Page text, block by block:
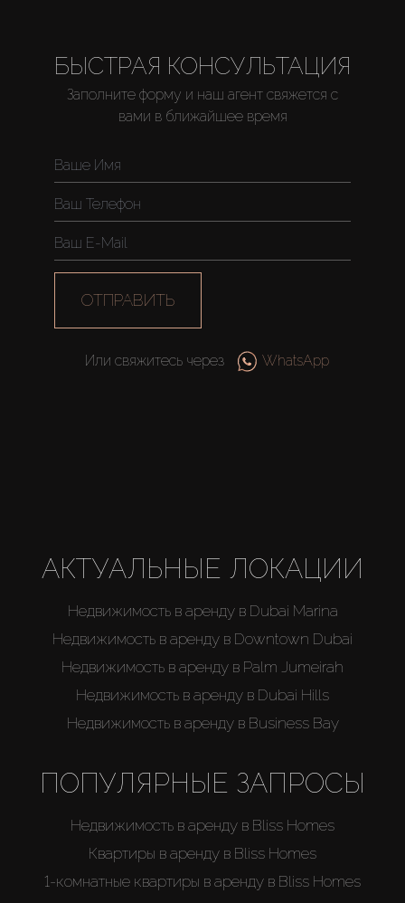
Купить
Продажа
Новостройки
AX Journal
Каталоги
БЫСТРАЯ КОНСУЛЬТАЦИЯ
Заполните форму и наш агент свяжется с
вами в ближайшее время
ОТПРАВИТЬ
Или свяжитесь через WhatsApp
АКТУАЛЬНЫЕ ЛОКАЦИИ
Недвижимость в аренду в Dubai Marina
Недвижимость в аренду в Downtown Dubai
Недвижимость в аренду в Palm Jumeirah
Недвижимость в аренду в Dubai Hills
Недвижимость в аренду в Business Bay
ПОПУЛЯРНЫЕ ЗАПРОСЫ
Недвижимость в аренду в Bliss Homes
Квартиры в аренду в Bliss Homes
1-комнатные квартиры в аренду в Bliss Homes